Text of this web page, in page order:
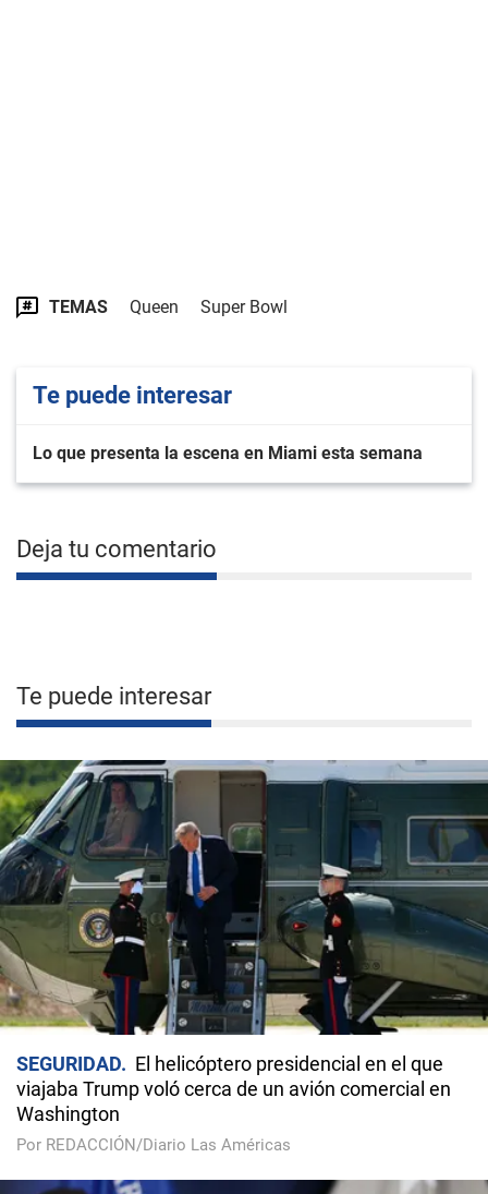
TEMAS Queen Super Bowl
Te puede interesar
Lo que presenta la escena en Miami esta semana
Deja tu comentario
Te puede interesar
SEGURIDAD
El helicóptero presidencial en el que
viajaba Trump voló cerca de un avión comercial en
Washington
Por REDACCIÓN/Diario Las Américas